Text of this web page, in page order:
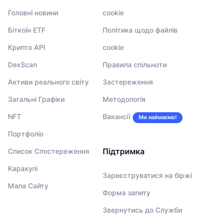
Головні новини
Біткоїн ETF
Крипто API
DexScan
Активи реального світу
Загальні Графіки
NFT
Портфоліо
Список Спостереження
Каракулі
Мапа Сайту
cookie
Політика щодо файлів
cookie
Правила спільноти
Застереження
Методологія
Вакансії Ми наймаємо!
Підтримка
Зареєструватися на біржі
Форма запиту
Звернутись до Служби